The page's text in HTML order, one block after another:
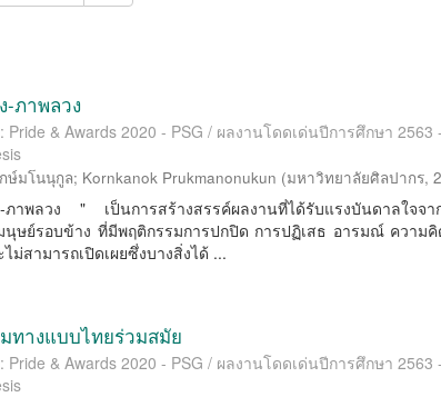
-ภาพลวง
Pride & Awards 2020 - PSG / ผลงานโดดเด่นปีการศึกษา 2563
ษ์มโนนุกูล; Kornkanok Prukmanonukun (มหาวิทยาลัยศิลปากร,
ภาพลวง " เป็นการสร้างสรรค์ผลงานที่ได้รับแรงบันดาลใจจา
นุษย์รอบข้าง ที่มีพฤติกรรมการปกปิด การปฏิเสธ อารมณ์ ความ
ไม่สามารถเปิดเผยซึ่งบางสิ่งได้ ...
ทางแบบไทยร่วมสมัย
Pride & Awards 2020 - PSG / ผลงานโดดเด่นปีการศึกษา 2563